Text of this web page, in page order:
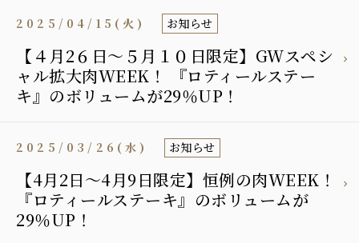
【４月2６日〜５月１０日限定】GWスペシ
ャル拡大肉WEEK！ 『ロティールステー
キ』のボリュームが29％UP！
2025/04/15(火) お知らせ
【4月2日〜4月9日限定】恒例の肉WEEK！
『ロティールステーキ』のボリュームが
29％UP！
2025/03/26(水) お知らせ